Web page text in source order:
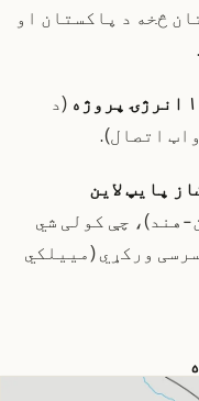
څخه د پاکستان او
(د
اتصال).
پایپ لاین
هند)، چې کولی شي
ورکړي (مییلکي